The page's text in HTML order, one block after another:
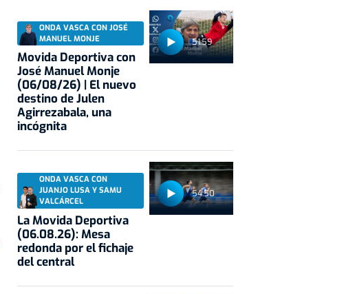
51:59
ONDA VASCA CON JOSÉ
MANUEL MONJE
Movida Deportiva con
José Manuel Monje
(06/08/26) | El nuevo
destino de Julen
Agirrezabala, una
incógnita
54:50
ONDA VASCA CON
JUANJO LUSA Y SAMU
VALCÁRCEL
La Movida Deportiva
(06.08.26): Mesa
redonda por el fichaje
del central